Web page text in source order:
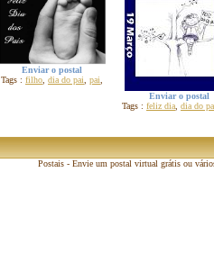
Enviar o postal
Tags : filho dia do pai pai
Enviar o postal
Tags : feliz dia dia do
Postais - Envie um postal virtual grátis ou